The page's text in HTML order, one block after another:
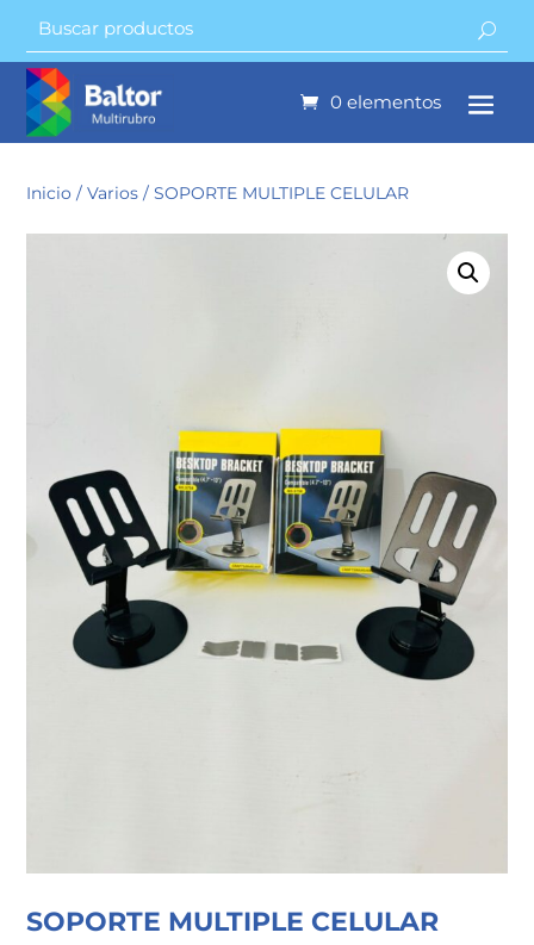
0 elementos
Inicio /Varios / SOPORTE MULTIPLE CELULAR
SOPORTE MULTIPLE CELULAR